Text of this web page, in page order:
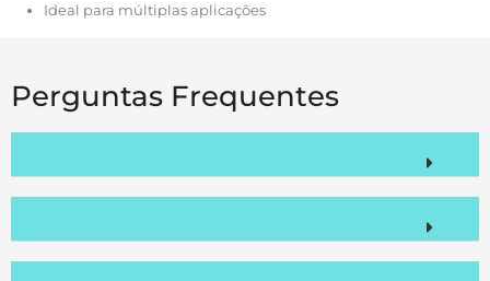
Ideal para múltiplas aplicações
Perguntas Frequentes